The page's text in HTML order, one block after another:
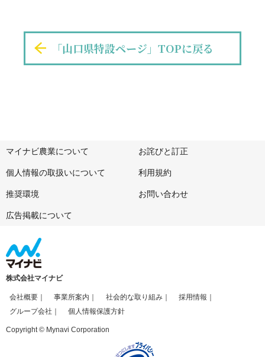
「山口県特設ページ」TOPに戻る
マイナビ農業について お詫びと訂正
個人情報の取扱いについて 利用規約
推奨環境 お問い合わせ
広告掲載について
株式会社マイナビ
会社概要 事業所案内 社会的な取り組み
採用情報
グループ会社
個人情報保護方針
Copyright © Mynavi Corporation